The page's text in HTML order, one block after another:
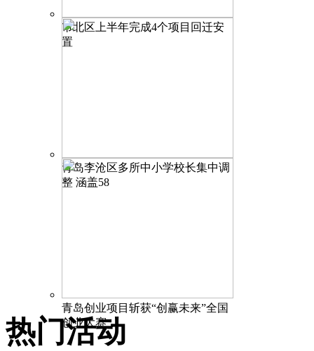
市北区上半年完成4个项目回迁安
置
青岛李沧区多所中小学校长集中调
整 涵盖58
青岛创业项目斩获“创赢未来”全国
创业大赛
热门活动